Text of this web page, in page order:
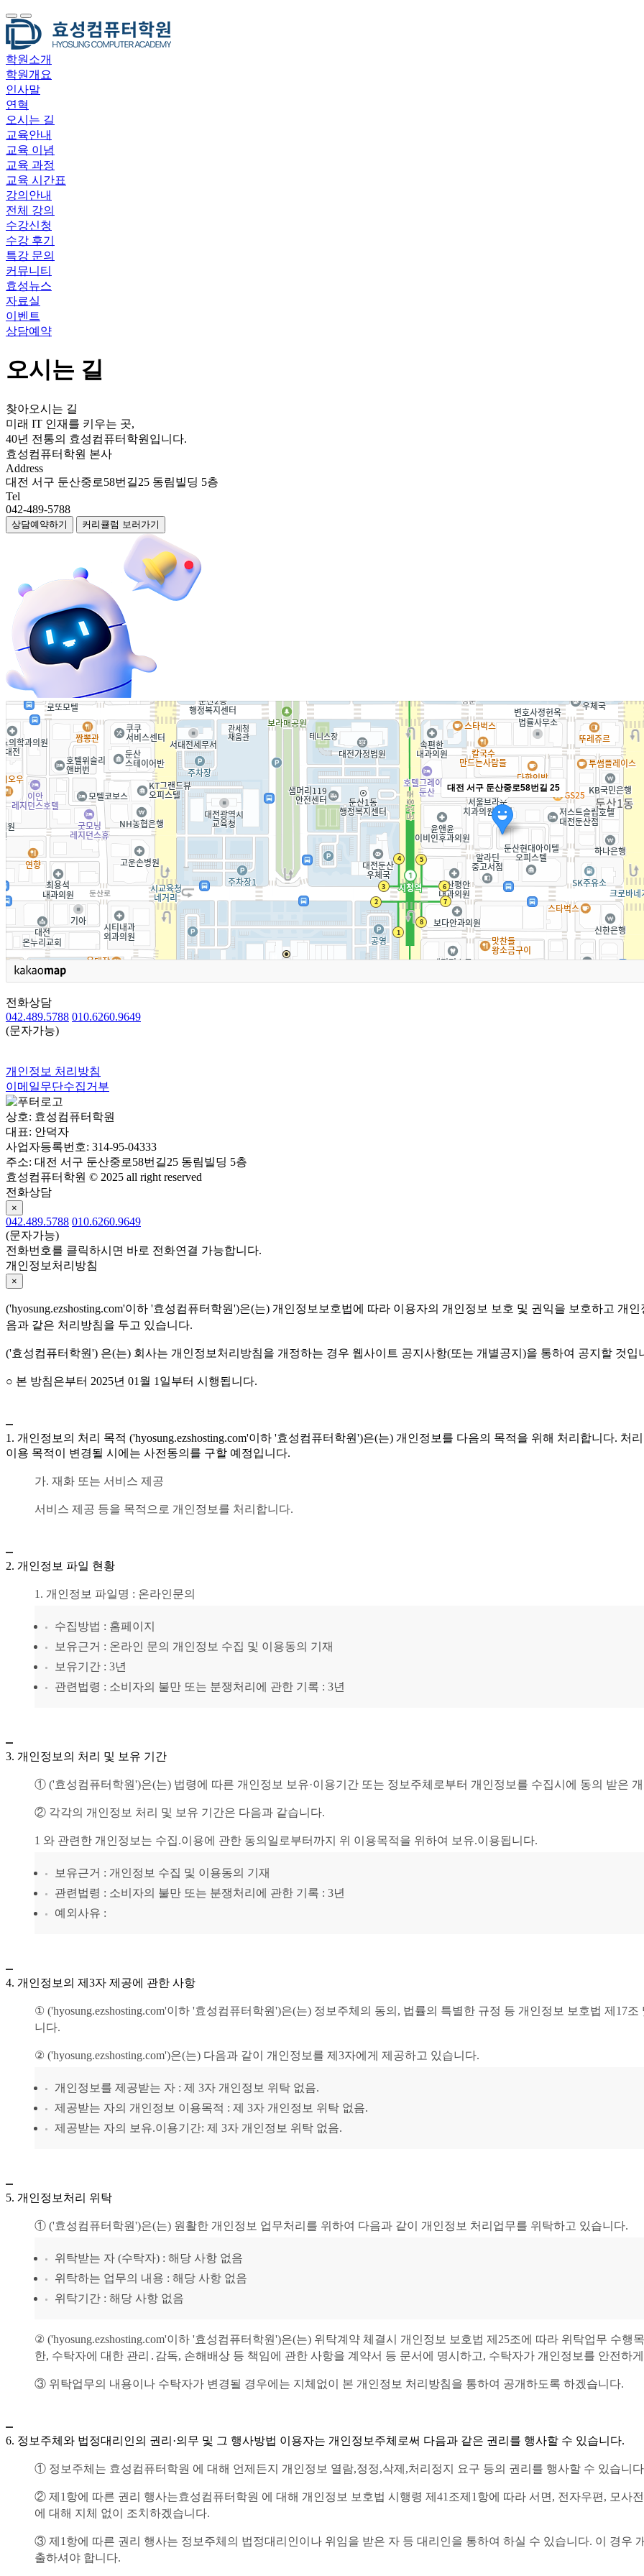
학원소개
학원개요
인사말
연혁
오시는 길
교육안내
교육 이념
교육 과정
교육 시간표
강의안내
전체 강의
수강신청
수강 후기
특강 문의
커뮤니티
효성뉴스
자료실
이벤트
상담예약
오시는 길
찾아오시는 길
미래 IT 인재를 키우는 곳,
40년 전통의 효성컴퓨터학원입니다.
효성컴퓨터학원 본사
Address
대전 서구 둔산중로58번길25 동림빌딩 5층
Tel
042-489-5788
상담예약하기 커리큘럼 보러가기
대전 서구 둔산중로58번길 25
전화상담
042.489.5788 010.6260.9649
(문자가능)
개인정보 처리방침
이메일무단수집거부
상호: 효성컴퓨터학원
대표: 안덕자
사업자등록번호: 314-95-04333
주소: 대전 서구 둔산중로58번길25 동림빌딩 5층
효성컴퓨터학원 © 2025 all right reserved
전화상담
×
042.489.5788 010.6260.9649
(문자가능)
전화번호를 클릭하시면 바로 전화연결 가능합니다.
개인정보처리방침
×
(' hyosung.ezshosting.com'이하 ' 효성컴퓨터학원')은(는) 개인정보보호법에 따라 이용자의 개인정보 보호 및 권익을 보호하고
음과 같은 처리방침을 두고 있습니다.
(' 효성컴퓨터학원') 은(는) 회사는 개인정보처리방침을 개정하는 경우 웹사이트 공지사항(또는 개별공지)을 통하여 공지할 것입
○ 본 방침은부터 2025년 01월 1일부터 시행됩니다.
1. 개인정보의 처리 목적 (' hyosung.ezshosting.com'이하 ' 효성컴퓨터학원')은(는) 개인정보를 다음의 목적을 위해 처리합니다.
이용 목적이 변경될 시에는 사전동의를 구할 예정입니다.
가. 재화 또는 서비스 제공
서비스 제공 등을 목적으로 개인정보를 처리합니다.
2. 개인정보 파일 현황
1. 개인정보 파일명 : 온라인문의
수집방법 : 홈페이지
보유근거 : 온라인 문의 개인정보 수집 및 이용동의 기재
보유기간 : 3년
관련법령 : 소비자의 불만 또는 분쟁처리에 관한 기록 : 3년
3. 개인정보의 처리 및 보유 기간
① (' 효성컴퓨터학원')은(는) 법령에 따른 개인정보 보유·이용기간 또는 정보주체로부터 개인정보를 수집시에 동의 받은
② 각각의 개인정보 처리 및 보유 기간은 다음과 같습니다.
1 와 관련한 개인정보는 수집.이용에 관한 동의일로부터까지 위 이용목적을 위하여 보유.이용됩니다.
보유근거 : 개인정보 수집 및 이용동의 기재
관련법령 : 소비자의 불만 또는 분쟁처리에 관한 기록 : 3년
예외사유 :
4. 개인정보의 제3자 제공에 관한 사항
① (' hyosung.ezshosting.com'이하 ' 효성컴퓨터학원')은(는) 정보주체의 동의, 법률의 특별한 규정 등 개인정보 보호법 제17
니다.
② (' hyosung.ezshosting.com')은(는) 다음과 같이 개인정보를 제3자에게 제공하고 있습니다.
개인정보를 제공받는 자 : 제 3자 개인정보 위탁 없음.
제공받는 자의 개인정보 이용목적 : 제 3자 개인정보 위탁 없음.
제공받는 자의 보유.이용기간: 제 3자 개인정보 위탁 없음.
5. 개인정보처리 위탁
① (' 효성컴퓨터학원')은(는) 원활한 개인정보 업무처리를 위하여 다음과 같이 개인정보 처리업무를 위탁하고 있습니다.
위탁받는 자 (수탁자) : 해당 사항 없음
위탁하는 업무의 내용 : 해당 사항 없음
위탁기간 : 해당 사항 없음
② (' hyosung.ezshosting.com'이하 ' 효성컴퓨터학원')은(는) 위탁계약 체결시 개인정보 보호법 제25조에 따라 위탁업무 수
한, 수탁자에 대한 관리․감독, 손해배상 등 책임에 관한 사항을 계약서 등 문서에 명시하고, 수탁자가 개인정보를 안전하
③ 위탁업무의 내용이나 수탁자가 변경될 경우에는 지체없이 본 개인정보 처리방침을 통하여 공개하도록 하겠습니다.
6. 정보주체와 법정대리인의 권리·의무 및 그 행사방법 이용자는 개인정보주체로써 다음과 같은 권리를 행사할 수 있습니다.
① 정보주체는 효성컴퓨터학원 에 대해 언제든지 개인정보 열람,정정,삭제,처리정지 요구 등의 권리를 행사할 수 있습니
② 제1항에 따른 권리 행사는 효성컴퓨터학원 에 대해 개인정보 보호법 시행령 제41조제1항에 따라 서면, 전자우편, 모사
에 대해 지체 없이 조치하겠습니다.
③ 제1항에 따른 권리 행사는 정보주체의 법정대리인이나 위임을 받은 자 등 대리인을 통하여 하실 수 있습니다. 이 경우
출하셔야 합니다.